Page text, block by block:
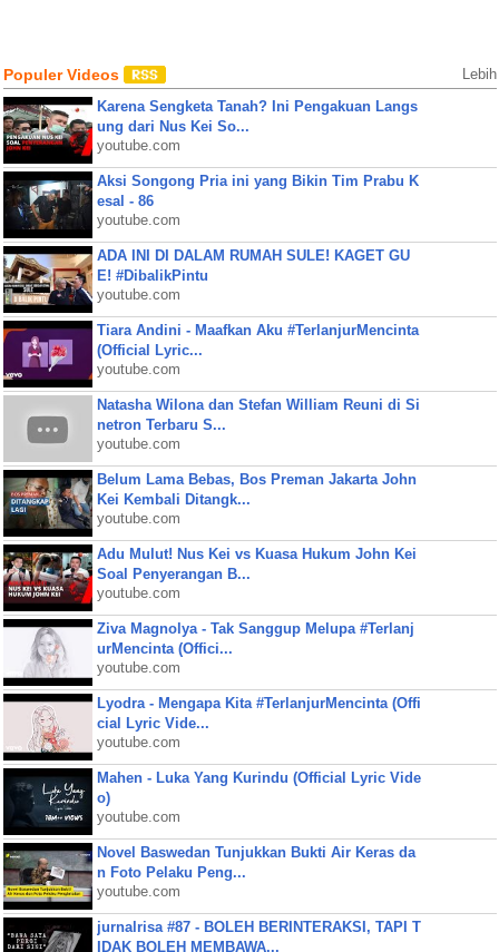
Populer Videos Lebih
Karena Sengketa Tanah? Ini Pengakuan Langs
ung dari Nus Kei So...
youtube.com
Aksi Songong Pria ini yang Bikin Tim Prabu K
esal - 86
youtube.com
ADA INI DI DALAM RUMAH SULE! KAGET GU
E! #DibalikPintu
youtube.com
Tiara Andini - Maafkan Aku #TerlanjurMencinta
(Official Lyric...
youtube.com
Natasha Wilona dan Stefan William Reuni di Si
netron Terbaru S...
youtube.com
Belum Lama Bebas, Bos Preman Jakarta John
Kei Kembali Ditangk...
youtube.com
Adu Mulut! Nus Kei vs Kuasa Hukum John Kei
Soal Penyerangan B...
youtube.com
Ziva Magnolya - Tak Sanggup Melupa #Terlanj
urMencinta (Offici...
youtube.com
Lyodra - Mengapa Kita #TerlanjurMencinta (Offi
cial Lyric Vide...
youtube.com
Mahen - Luka Yang Kurindu (Official Lyric Vide
o)
youtube.com
Novel Baswedan Tunjukkan Bukti Air Keras da
n Foto Pelaku Peng...
youtube.com
jurnalrisa #87 - BOLEH BERINTERAKSI, TAPI T
IDAK BOLEH MEMBAWA...